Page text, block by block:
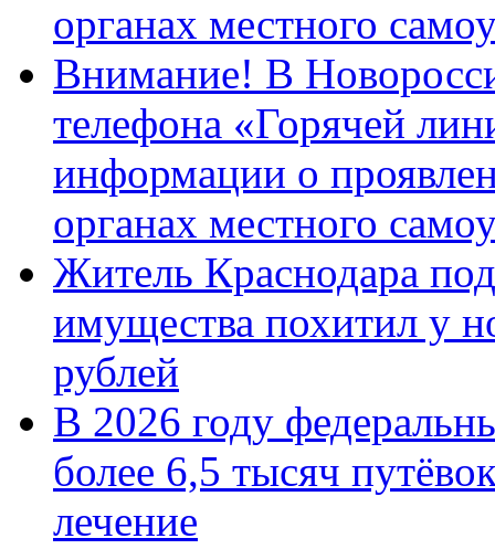
органах местного
Внимание! В
телефона «Горячей
информации о
органах местного
Житель Краснодара
имущества похитил у
рублей
В 2026 году
более 6,5 тысяч
лечение